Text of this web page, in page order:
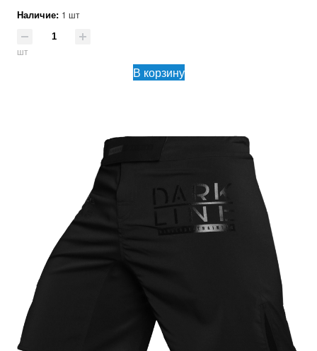
Наличие: 1 шт
шт
В корзину